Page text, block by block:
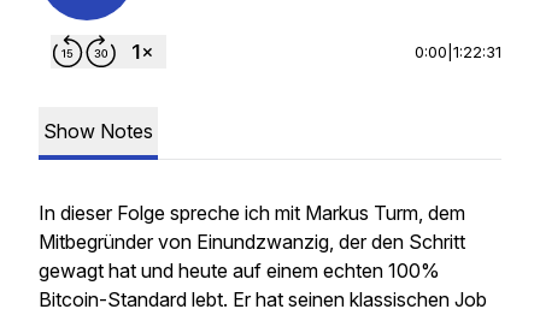
0:00 1:22:31
Show Notes
In dieser Folge spreche ich mit Markus Turm, dem
Mitbegründer von Einundzwanzig, der den Schritt
gewagt hat und heute auf einem echten 100%
Bitcoin-Standard lebt. Er hat seinen klassischen Job